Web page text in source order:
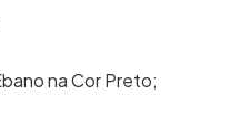
na Cor Preto;